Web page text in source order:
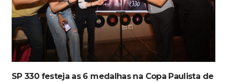
SP 330 festeja as 6 medalhas na Copa Paulista de